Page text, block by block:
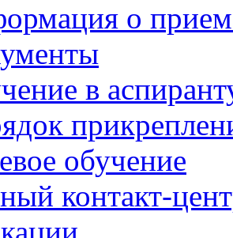
о
в
обучение
контакт-